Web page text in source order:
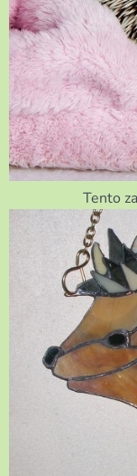
Tento